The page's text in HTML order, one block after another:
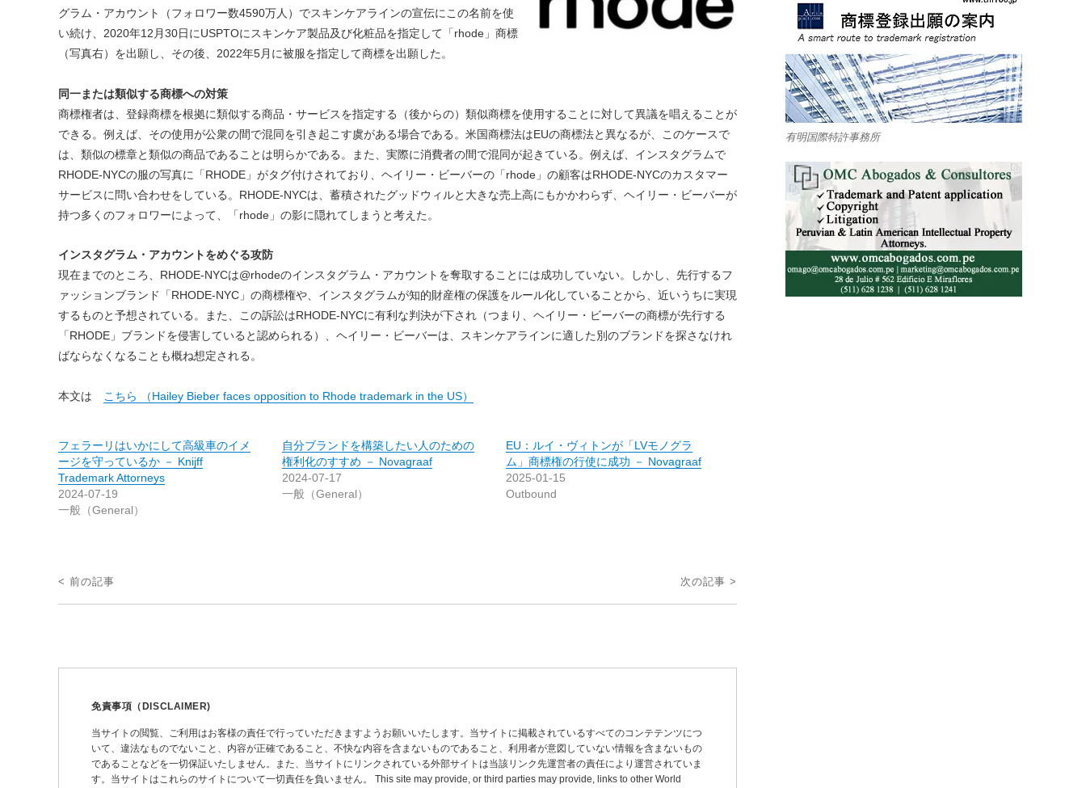
グラム・アカウント（フォロワー数4590万人）でスキンケアラインの宣伝にこの名前を使
い続け、2020年12月30日にUSPTOにスキンケア製品及び化粧品を指定して「rhode」商標
（写真右）を出願し、その後、2022年5月に被服を指定して商標を出願した。
同一または類似する商標への対策
商標権者は、登録商標を根拠に類似する商品・サービスを指定する（後からの）類似商標を使用することに対して異議を唱えることが
できる。例えば、その使用が公衆の間で混同を引き起こす虞がある場合である。米国商標法はEUの商標法と異なるが、このケースで
は、類似の標章と類似の商品であることは明らかである。また、実際に消費者の間で混同が起きている。例えば、インスタグラムで
RHODE-NYCの服の写真に「RHODE」がタグ付けされており、ヘイリー・ビーバーの「rhode」の顧客はRHODE-NYCのカスタマー
サービスに問い合わせをしている。RHODE-NYCは、蓄積されたグッドウィルと大きな売上高にもかかわらず、ヘイリー・ビーバーが
持つ多くのフォロワーによって、「rhode」の影に隠れてしまうと考えた。
インスタグラム・アカウントをめぐる攻防
現在までのところ、RHODE-NYCは@rhodeのインスタグラム・アカウントを奪取することには成功していない。しかし、先行するフ
ァッションブランド「RHODE-NYC」の商標権や、インスタグラムが知的財産権の保護をルール化していることから、近いうちに実現
するものと予想されている。また、この訴訟はRHODE-NYCに有利な判決が下され（つまり、ヘイリー・ビーバーの商標が先行する
「RHODE」ブランドを侵害していると認められる）、ヘイリー・ビーバーは、スキンケアラインに適した別のブランドを探さなけれ
ばならなくなることも概ね想定される。
本文は こちら （Hailey Bieber faces opposition to Rhode trademark in the US）
フェラーリはいかにして高級車のイメ
ージを守っているか － Knijff
Trademark Attorneys
2024-07-19
一般（General）
自分ブランドを構築したい人のための
権利化のすすめ － Novagraaf
2024-07-17
一般（General）
EU：ルイ・ヴィトンが「LVモノグラ
ム」商標権の行使に成功 － Novagraaf
2025-01-15
Outbound
投
稿
< 前の記事 次の記事 >
免責事項（DISCLAIMER)
当サイトの閲覧、ご利用はお客様の責任で行っていただきますようお願いいたします。当サイトに掲載されているすべてのコンテテンツにつ
いて、違法なものでないこと、内容が正確であること、不快な内容を含まないものであること、利用者が意図していない情報を含まないもの
であることなどを一切保証いたしません。また、当サイトにリンクされている外部サイトは当該リンク先運営者の責任により運営されていま
す。当サイトはこれらのサイトについて一切責任を負いません。 This site may provide, or third parties may provide, links to other World
有明国際特許事務所